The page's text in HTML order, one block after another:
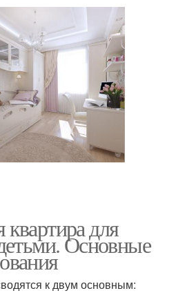
для
Основные
к двум основным: